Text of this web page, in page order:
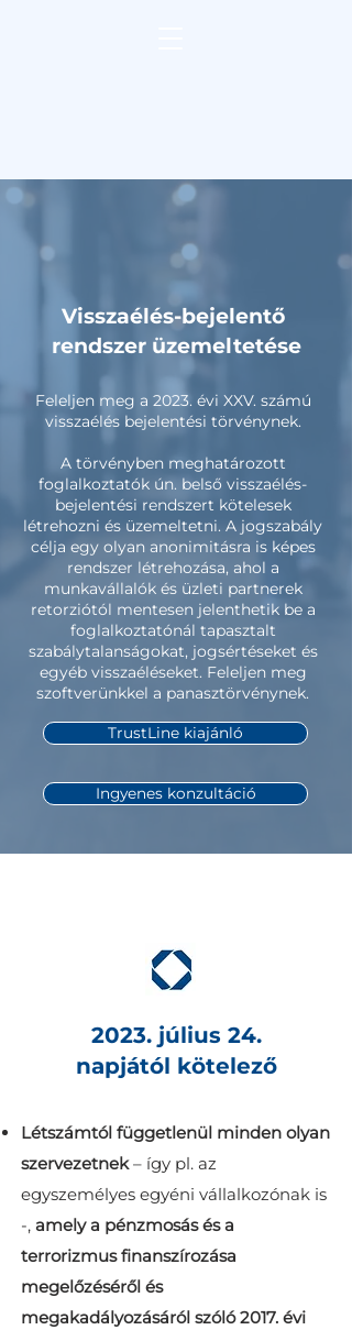
Visszaélés-bejelentő
rendszer üzemeltetése
Feleljen meg a 2023. évi XXV. számú
visszaélés bejelentési törvénynek.
A törvényben meghatározott
foglalkoztatók ún. belső visszaélés-
bejelentési rendszert kötelesek
létrehozni és üzemeltetni. A jogszabály
célja egy olyan anonimitásra is képes
rendszer létrehozása, ahol a
munkavállalók és üzleti partnerek
retorziótól mentesen jelenthetik be a
foglalkoztatónál tapasztalt
szabálytalanságokat, jogsértéseket és
egyéb visszaéléseket. Feleljen meg
szoftverünkkel a panasztörvénynek.
TrustLine kiajánló
Ingyenes konzultáció
2023. július 24.
napjától kötelező
Létszámtól függetlenül minden olyan
szervezetnek– így pl. az
egyszemélyes egyéni vállalkozónak is
-, amely a pénzmosás és a
terrorizmus finanszírozása
megelőzéséről és
megakadályozásáról szóló 2017. évi